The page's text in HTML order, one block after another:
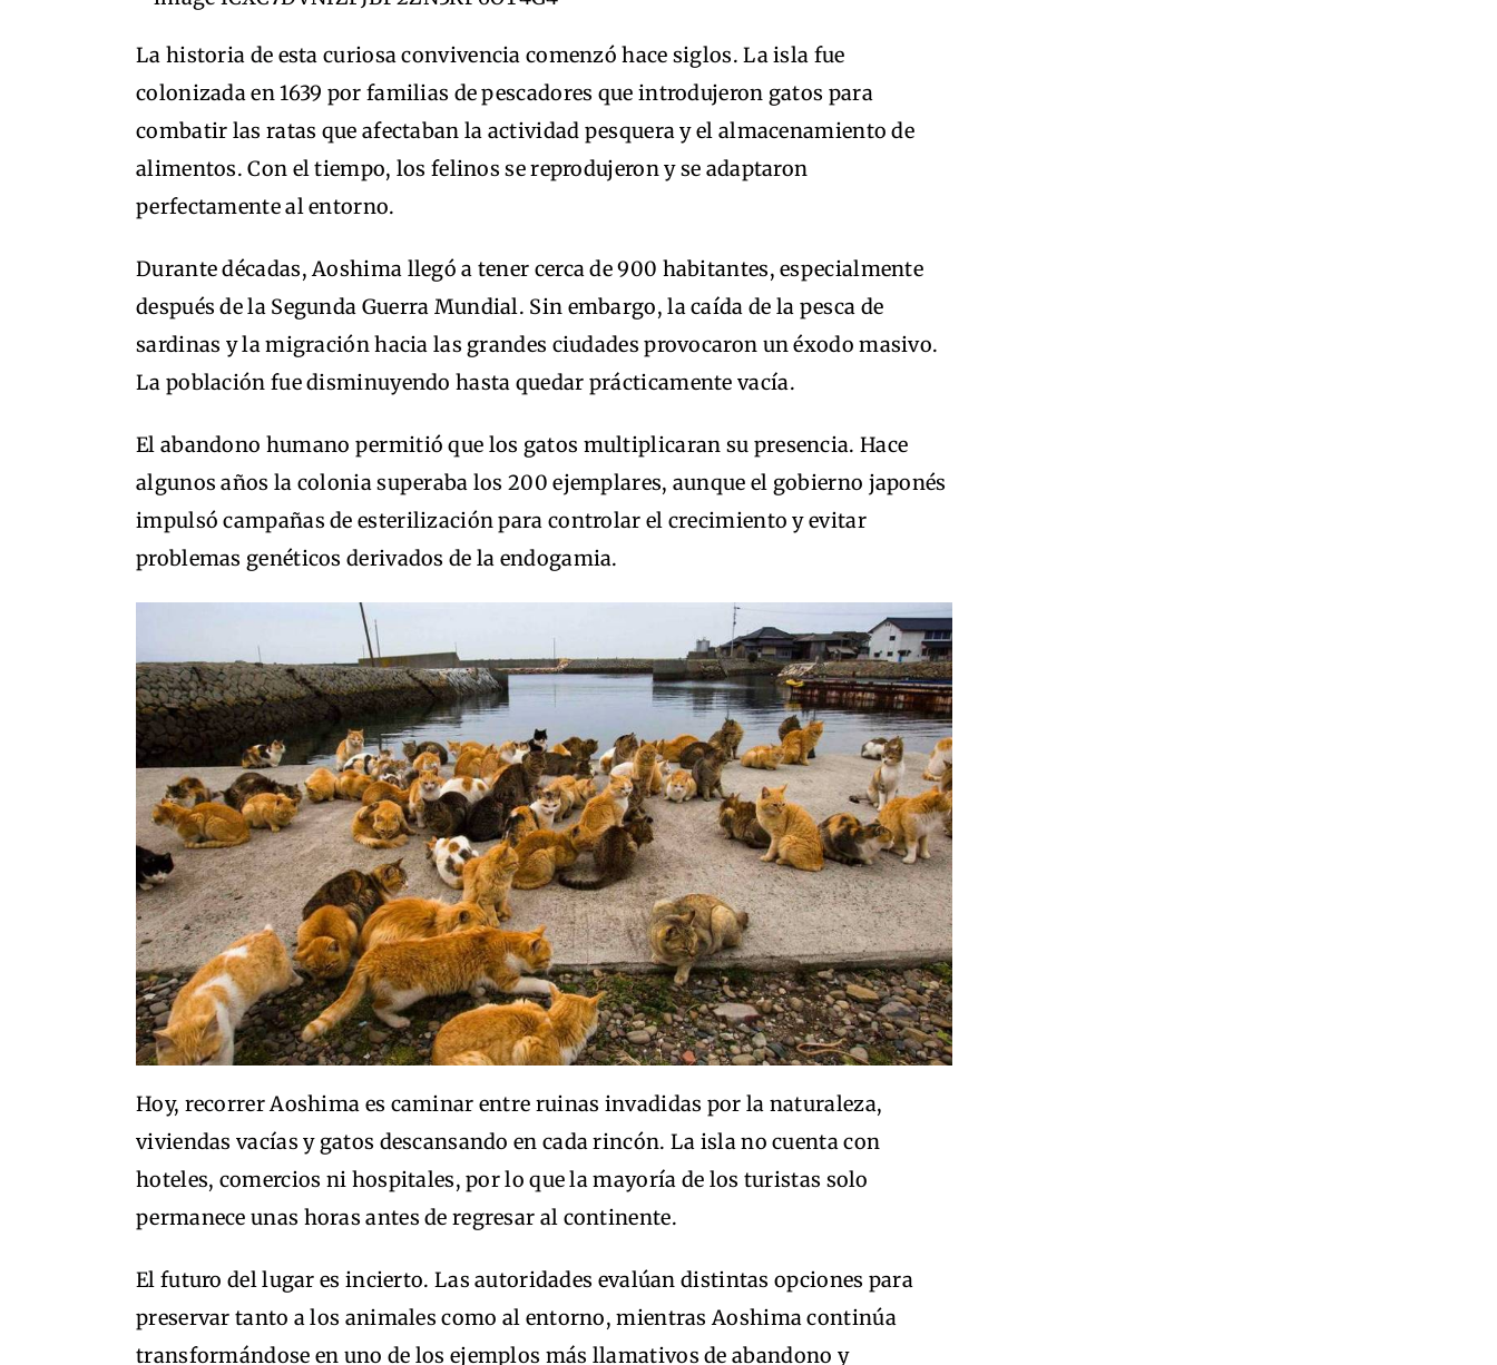
La historia de esta curiosa convivencia comenzó hace siglos. La isla fue
colonizada en 1639 por familias de pescadores que introdujeron gatos para
combatir las ratas que afectaban la actividad pesquera y el almacenamiento de
alimentos. Con el tiempo, los felinos se reprodujeron y se adaptaron
perfectamente al entorno.
Durante décadas, Aoshima llegó a tener cerca de 900 habitantes, especialmente
después de la Segunda Guerra Mundial. Sin embargo, la caída de la pesca de
sardinas y la migración hacia las grandes ciudades provocaron un éxodo masivo.
La población fue disminuyendo hasta quedar prácticamente vacía.
El abandono humano permitió que los gatos multiplicaran su presencia. Hace
algunos años la colonia superaba los 200 ejemplares, aunque el gobierno japonés
impulsó campañas de esterilización para controlar el crecimiento y evitar
problemas genéticos derivados de la endogamia.
Hoy, recorrer Aoshima es caminar entre ruinas invadidas por la naturaleza,
viviendas vacías y gatos descansando en cada rincón. La isla no cuenta con
hoteles, comercios ni hospitales, por lo que la mayoría de los turistas solo
permanece unas horas antes de regresar al continente.
El futuro del lugar es incierto. Las autoridades evalúan distintas opciones para
preservar tanto a los animales como al entorno, mientras Aoshima continúa
transformándose en uno de los ejemplos más llamativos de abandono y